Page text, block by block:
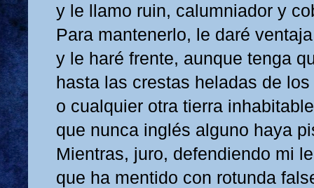
y le llamo ruin, calumniador y
Para mantenerlo, le daré ventaja
y le haré frente, aunque tenga
hasta las crestas heladas de
o cualquier otra tierra inhabitable
que nunca inglés alguno haya
Mientras, juro, defendiendo mi
que ha mentido con rotunda